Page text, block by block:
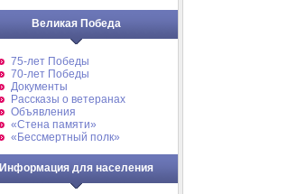
Великая Победа
75-лет Победы
70-лет Победы
Документы
Рассказы о ветеранах
Объявления
«Стена памяти»
«Бессмертный полк»
Информация для населения